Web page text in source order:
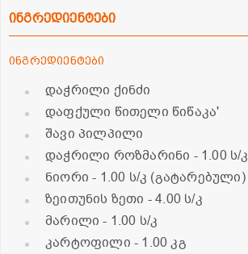
ინგრედიენტები
ინგრედიენტები
დაჭრილი ქინძი
დაფქული წითელი წიწაკა'
შავი პილპილი
დაჭრილი როზმარინი - 1.00 ს/კ
ნიორი- 1.00 ს/კ (გატარებული)
ზეითუნის ზეთი - 4.00 ს/კ
მარილი- 1.00 ს/კ
კარტოფილი - 1.00 კგ